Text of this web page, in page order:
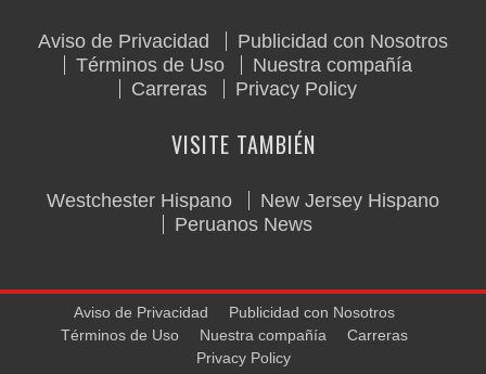
Aviso de Privacidad
Publicidad con Nosotros
Términos de Uso
Nuestra compañía
Carreras
Privacy Policy
VISITE TAMBIÉN
Westchester Hispano
New Jersey Hispano
Peruanos News
Aviso de Privacidad
Publicidad con Nosotros
Términos de Uso
Nuestra compañía
Carreras
Privacy Policy